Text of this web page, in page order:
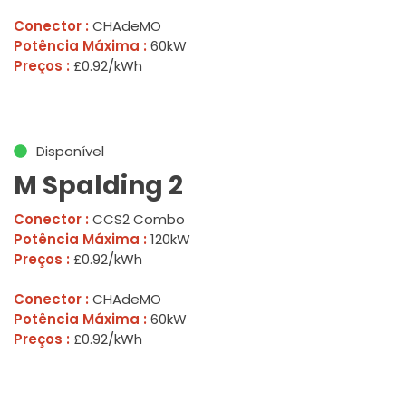
Conector : CHAdeMO
Potência Máxima : 60kW
Preços : £0.92/kWh
Disponível
M Spalding 2
Conector : CCS2 Combo
Potência Máxima : 120kW
Preços : £0.92/kWh
Conector : CHAdeMO
Potência Máxima : 60kW
Preços : £0.92/kWh